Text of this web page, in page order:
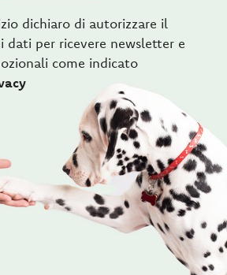
dichiaro di autorizzare il
per ricevere newsletter e
come indicato